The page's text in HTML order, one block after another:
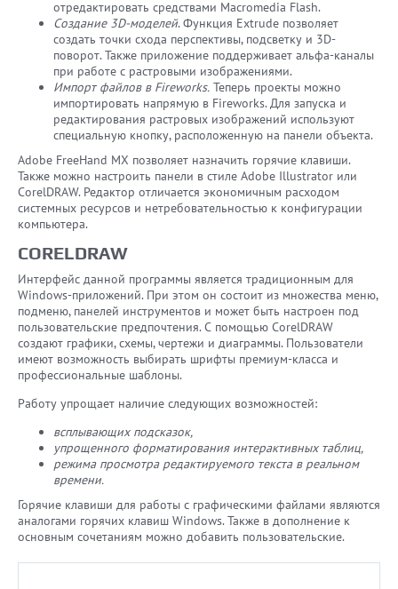
отредактировать средствами Macromedia Flash.
Создание 3D-моделей. Функция Extrude позволяет
создать точки схода перспективы, подсветку и 3D-
поворот. Также приложение поддерживает альфа-каналы
при работе с растровыми изображениями.
Импорт файлов в Fireworks. Теперь проекты можно
импортировать напрямую в Fireworks. Для запуска и
редактирования растровых изображений используют
специальную кнопку, расположенную на панели объекта.
Adobe FreeHand MX позволяет назначить горячие клавиши.
Также можно настроить панели в стиле Adobe Illustrator или
CorelDRAW. Редактор отличается экономичным расходом
системных ресурсов и нетребовательностью к конфигурации
компьютера.
CORELDRAW
Интерфейс данной программы является традиционным для
Windows-приложений. При этом он состоит из множества меню,
подменю, панелей инструментов и может быть настроен под
пользовательские предпочтения. С помощью CorelDRAW
создают графики, схемы, чертежи и диаграммы. Пользователи
имеют возможность выбирать шрифты премиум-класса и
профессиональные шаблоны.
Работу упрощает наличие следующих возможностей:
всплывающих подсказок,
упрощенного форматирования интерактивных таблиц,
режима просмотра редактируемого текста в реальном
времени.
Горячие клавиши для работы с графическими файлами являются
аналогами горячих клавиш Windows. Также в дополнение к
основным сочетаниям можно добавить пользовательские.